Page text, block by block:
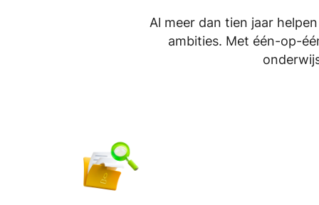
Al meer dan tien jaar
ambities. Met één-op-